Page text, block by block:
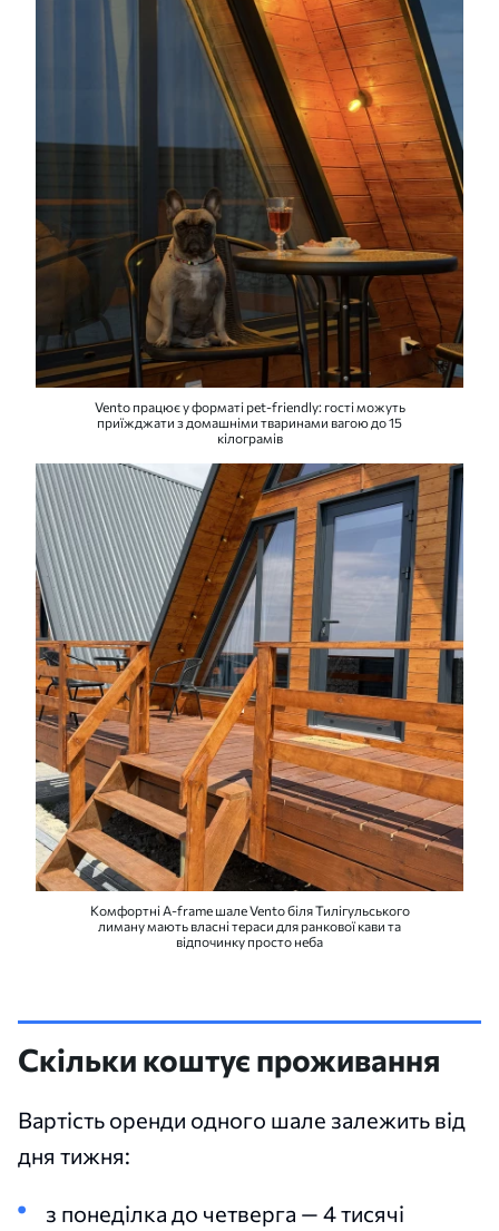
Vento працює у форматі pet-friendly: гості можуть
приїжджати з домашніми тваринами вагою до 15
кілограмів
Комфортні A-frame шале Vento біля Тилігульського
лиману мають власні тераси для ранкової кави та
відпочинку просто неба
Скільки коштує проживання
Вартість оренди одного шале залежить від
дня тижня:
з понеділка до четверга — 4 тисячі